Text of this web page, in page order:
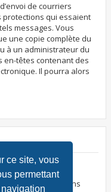
ce site, vous
permettant
de courriers
qui essaient
messages. Vous
une copie complète du
à un administrateur du
en-têtes contenant des
Il pourra alors
?
et trier certains